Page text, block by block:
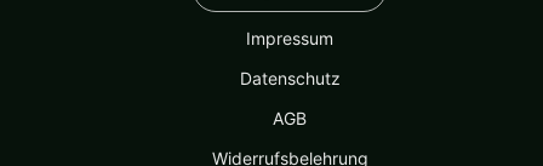
Impressum
Datenschutz
AGB
Widerrufsbelehrung